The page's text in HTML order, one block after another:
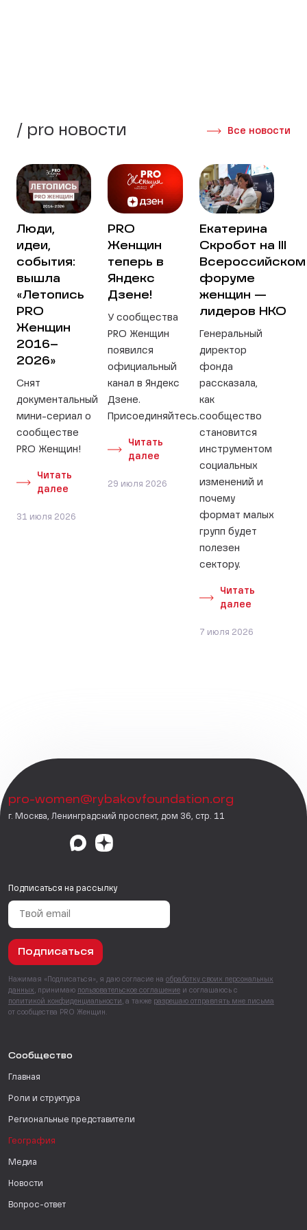
/ pro новости Все новости
Люди,
идеи,
события:
вышла
«Летопись
PRO
Женщин
2016–
2026»
Снят
документальный
мини-сериал о
сообществе
PRO Женщин!
Читать
далее
31 июля 2026
PRO
Женщин
теперь в
Яндекс
Дзене!
У сообщества
PRO Женщин
появился
официальный
канал в Яндекс
Дзене.
Присоединяйтесь.
Читать
далее
29 июля 2026
Екатерина
Скробот на III
Всероссийском
форуме
женщин —
лидеров НКО
Генеральный
директор
фонда
рассказала,
как
сообщество
становится
инструментом
социальных
изменений и
почему
формат малых
групп будет
полезен
сектору.
Читать
далее
7 июля 2026
pro-women@rybakovfoundation.org
г. Москва, Ленинградский проспект, дом 36, стр. 11
Подписаться на рассылку
Подписаться
Нажимая «Подписаться», я даю согласие на обработку своих персональных
данных , принимаю пользовательское соглашение и соглашаюсь с
политикой конфиденциальности , а также разрешаю отправлять мне письма
от сообщества PRO Женщин.
Сообщество
Главная
Роли и структура
Региональные представители
География
Медиа
Новости
Вопрос-ответ